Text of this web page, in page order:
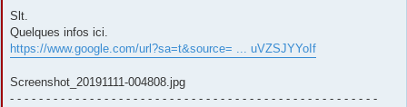
s
a
g
e
Slt.
Quelques infos ici.
https://www.google.com/url?sa=t&source= ... uVZSJYYoIf
Screenshot_20191111-004808.jpg
- - - - - - - - - - - - - - - - - - - - - - - - - - - - - - - - - - - - - - - - - - - - - - - - - - -